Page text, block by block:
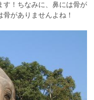
す！ちなみに、鼻には骨が
がありませんよね！